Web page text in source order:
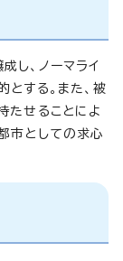
し、ノーマライ
する。また、被
たせることによ
市としての求心